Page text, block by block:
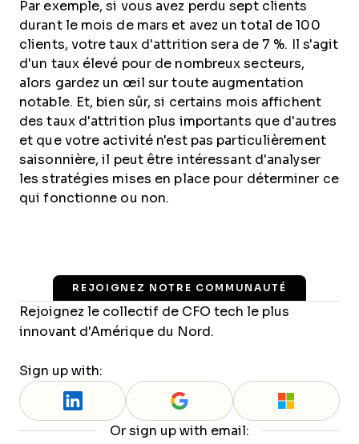
Par exemple, si vous avez perdu sept clients
durant le mois de mars et avez un total de 100
clients, votre taux d'attrition sera de 7 %. Il s'agit
d'un taux élevé pour de nombreux secteurs,
alors gardez un œil sur toute augmentation
notable. Et, bien sûr, si certains mois affichent
des taux d'attrition plus importants que d'autres
et que votre activité n'est pas particulièrement
saisonnière, il peut être intéressant d'analyser
les stratégies mises en place pour déterminer ce
qui fonctionne ou non.
REJOIGNEZ NOTRE COMMUNAUTÉ
Rejoignez le collectif de CFO tech le plus
innovant d'Amérique du Nord.
Sign up with:
Or sign up with email: